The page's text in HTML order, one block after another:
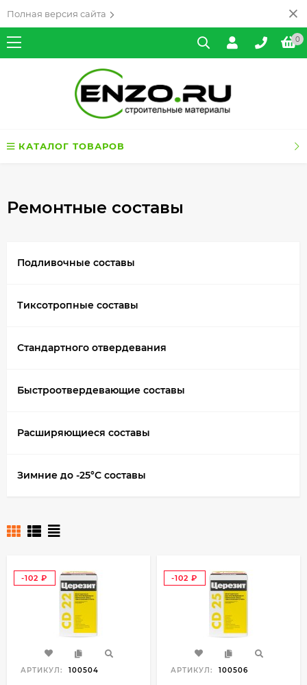
Полная версия сайта
0
КАТАЛОГ ТОВАРОВ
Ремонтные составы
Подливочные составы
Тиксотропные составы
Стандартного отвердевания
Быстроотвердевающие составы
Расширяющиеся составы
Зимние до -25°С составы
-102
АРТИКУЛ: 100504
-102
АРТИКУЛ: 100506